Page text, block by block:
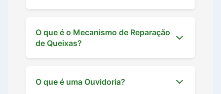
O que é o Mecanismo de Reparação
de Queixas?
O que é uma Ouvidoria?